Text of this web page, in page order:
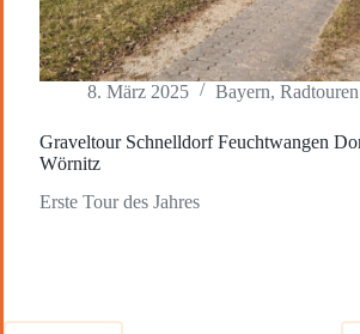
8. März 2025 Bayern, Radtouren
Graveltour Schnelldorf Feuchtwangen
Wörnitz
Erste Tour des Jahres